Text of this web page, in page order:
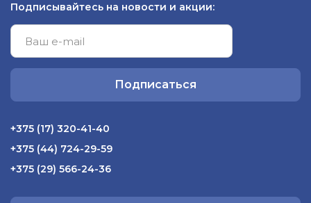
Подписывайтесь на новости и акции:
Подписаться
+375 (17) 320-41-40
+375 (44) 724-29-59
+375 (29) 566-24-36